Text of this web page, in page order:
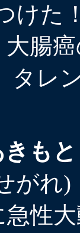
けた
大腸
タレ
も
がれ)
急性